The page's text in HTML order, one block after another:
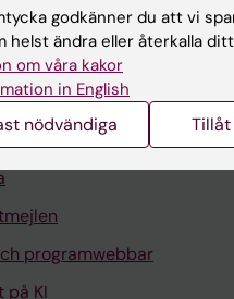
programwebbar
på KI
godkänner du att vi
helst ändra eller återkalla
om våra kakor
in English
nödvändiga Tillåt